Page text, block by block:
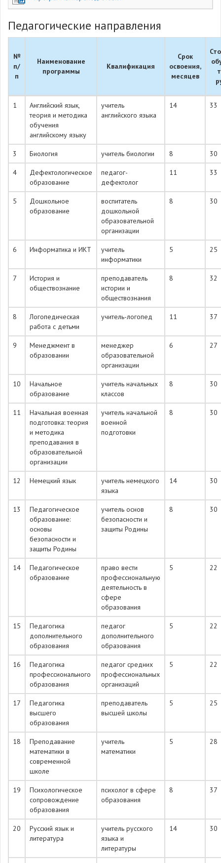
Педагогические направления
№
п/
п
Наименование
программы
Квалификация
Срок
освоения,
месяцев
1
Английский язык,
теория и методика
обучения
английскому языку
учитель
английского языка
14 33
3 Биология учитель биологии 8 30
4
Дефектологическое
образование
педагог-
дефектолог
11 33
5
Дошкольное
образование
воспитатель
дошкольной
образовательной
организации
8 30
6 Информатика и ИКТ
учитель
информатики
5 25
7
История и
обществознание
преподаватель
истории и
обществознания
8 32
8
Логопедическая
работа с детьми
учитель-логопед 11 37
9
Менеджмент в
образовании
менеджер
образовательной
организации
6 27
10
Начальное
образование
учитель начальных
классов
8 30
11
Начальная военная
подготовка: теория
и методика
преподавания в
образовательной
организации
учитель начальной
военной
подготовки
8 30
12 Немецкий язык
учитель немецкого
языка
14 30
13
Педагогическое
образование:
основы
безопасности и
защиты Родины
учитель основ
безопасности и
защиты Родины
8 30
14
Педагогическое
образование
право вести
профессиональную
деятельность в
сфере
образования
5 22
15
Педагогика
дополнительного
образования
педагог
дополнительного
образования
5 22
16
Педагогика
профессионального
образования
педагог средних
профессиональных
организаций
5 22
17
Педагогика
высшего
образования
преподаватель
высшей школы
5 25
18
Преподавание
математики в
современной
школе
учитель
математики
5 28
19
Психологическое
сопровождение
образования
психолог в сфере
образования
8 37
20
Русский язык и
литература
учитель русского
языка и
литературы
14 30